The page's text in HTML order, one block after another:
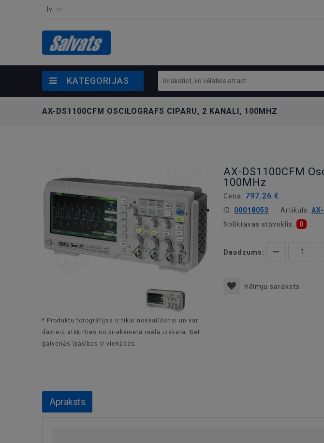
lv
KATEGORIJAS
AX-DS1100CFM OSCILOGRAFS CIPARU, 2 KANALI, 100MHZ
* Produktu fotogrāfijas ir tikai noskatīšanai un var
dažreiz atšķirties no priekšmeta reāla izskata. Bet
galvenās īpašības ir vienādas.
AX-DS1100CFM
100MHz
Cena: 797.26 €
ID: 00018053 Artikuls:
Noliktavas stāvoklis:
0
Daudzums:
Vēlmju saraksts
Apraksts